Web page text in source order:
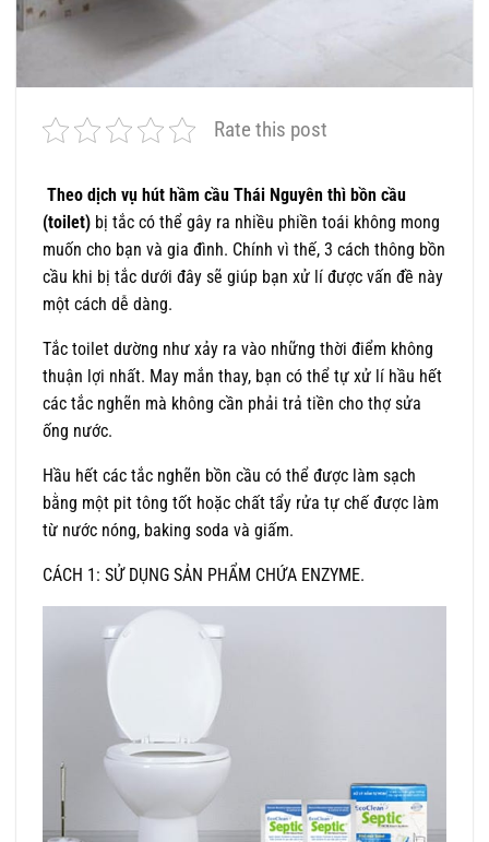
Rate this post
Theo dịch vụ hút hầm cầu Thái Nguyên thì bồn cầu
(toilet) bị tắc có thể gây ra nhiều phiền toái không mong
muốn cho bạn và gia đình. Chính vì thế, 3 cách thông bồn
cầu khi bị tắc dưới đây sẽ giúp bạn xử lí được vấn đề này
một cách dễ dàng.
Tắc toilet dường như xảy ra vào những thời điểm không
thuận lợi nhất. May mắn thay, bạn có thể tự xử lí hầu hết
các tắc nghẽn mà không cần phải trả tiền cho thợ sửa
ống nước.
Hầu hết các tắc nghẽn bồn cầu có thể được làm sạch
bằng một pit tông tốt hoặc chất tẩy rửa tự chế được làm
từ nước nóng, baking soda và giấm.
CÁCH 1: SỬ DỤNG SẢN PHẨM CHỨA ENZYME.